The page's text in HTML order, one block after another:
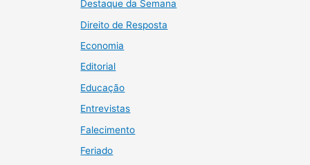
Destaque da Semana
Direito de Resposta
Economia
Editorial
Educação
Entrevistas
Falecimento
Feriado